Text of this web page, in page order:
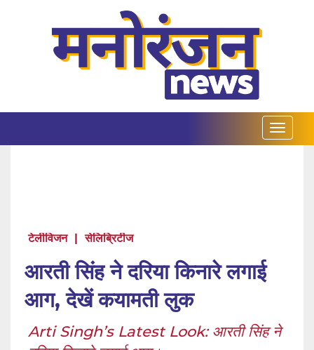
टेलीविजन | सेलिब्रिटीज
आरती सिंह ने दरिया किनारे लगाई
आग, देखें कयामती लुक
Arti Singh’s Latest Look: आरती सिंह ने